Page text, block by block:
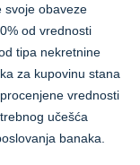
svoje obaveze
od vrednosti
tipa nekretnine
za kupovinu stana
vrednosti
učešća
banaka.